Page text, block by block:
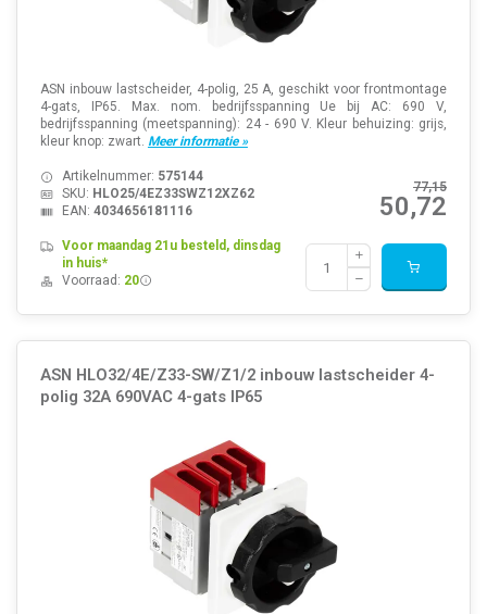
ASN inbouw lastscheider, 4-polig, 25 A, geschikt voor frontmontage
4-gats, IP65. Max. nom. bedrijfsspanning Ue bij AC: 690 V,
bedrijfsspanning (meetspanning): 24 - 690 V. Kleur behuizing: grijs,
kleur knop: zwart. Meer informatie »
77,15
50,72
Artikelnummer: 575144
SKU: HLO25/4EZ33SWZ12XZ62
EAN: 4034656181116
Voor maandag 21u besteld, dinsdag
in huis*
Voorraad: 20
ASN HLO32/4E/Z33-SW/Z1/2 inbouw lastscheider 4-
polig 32A 690VAC 4-gats IP65